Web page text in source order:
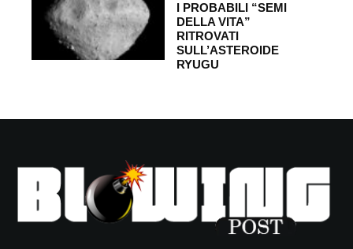
I PROBABILI “SEMI
DELLA VITA”
RITROVATI
SULL’ASTEROIDE
RYUGU